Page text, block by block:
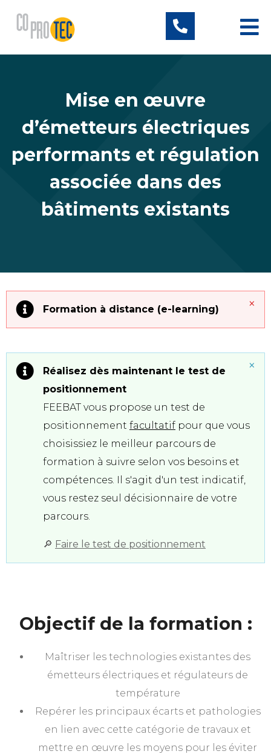
Mise en œuvre
d’émetteurs électriques
performants et régulation
associée dans des
bâtiments existants
Formation à distance (e-learning) ×
Réalisez dès maintenant le test de
positionnement
FEEBAT vous propose un test de
positionnement facultatif pour que vous
choisissiez le meilleur parcours de
formation à suivre selon vos besoins et
compétences. Il s'agit d'un test indicatif,
vous restez seul décisionnaire de votre
parcours.
🔎 Faire le test de positionnement
×
Objectif de la formation :
Maîtriser les technologies existantes des
émetteurs électriques et régulateurs de
température
Repérer les principaux écarts et pathologies
en lien avec cette catégorie de travaux et
mettre en œuvre les moyens pour les éviter